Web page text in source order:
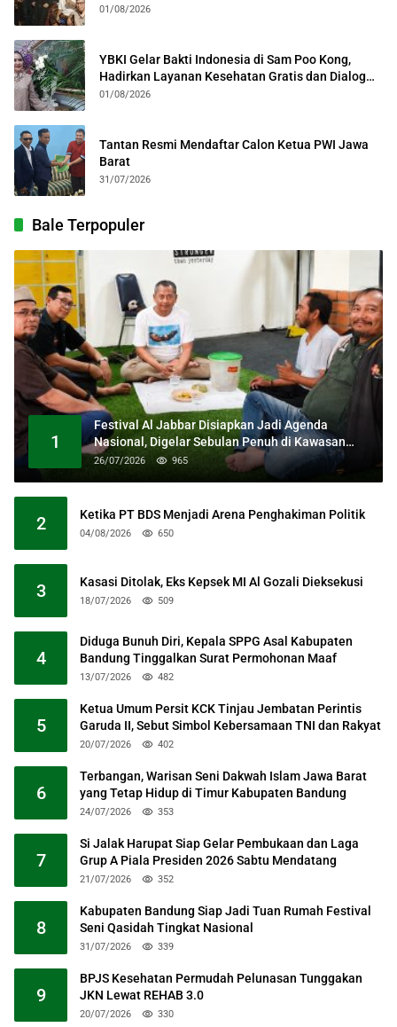
Kolosal
01/08/2026
YBKI Gelar Bakti Indonesia di Sam Poo Kong,
Hadirkan Layanan Kesehatan Gratis dan Dialog
Kebangsaan
01/08/2026
Tantan Resmi Mendaftar Calon Ketua PWI Jawa
Barat
31/07/2026
Bale Terpopuler
1
Festival Al Jabbar Disiapkan Jadi Agenda
Nasional, Digelar Sebulan Penuh di Kawasan
Masjid Raya Al Jabbar
26/07/2026 965
2 Ketika PT BDS Menjadi Arena Penghakiman Politik
04/08/2026 650
3 Kasasi Ditolak, Eks Kepsek MI Al Gozali Dieksekusi
18/07/2026 509
4
Diduga Bunuh Diri, Kepala SPPG Asal Kabupaten
Bandung Tinggalkan Surat Permohonan Maaf
13/07/2026 482
5
Ketua Umum Persit KCK Tinjau Jembatan Perintis
Garuda II, Sebut Simbol Kebersamaan TNI dan Rakyat
20/07/2026 402
6
Terbangan, Warisan Seni Dakwah Islam Jawa Barat
yang Tetap Hidup di Timur Kabupaten Bandung
24/07/2026 353
7
Si Jalak Harupat Siap Gelar Pembukaan dan Laga
Grup A Piala Presiden 2026 Sabtu Mendatang
21/07/2026 352
8
Kabupaten Bandung Siap Jadi Tuan Rumah Festival
Seni Qasidah Tingkat Nasional
31/07/2026 339
9
BPJS Kesehatan Permudah Pelunasan Tunggakan
JKN Lewat REHAB 3.0
20/07/2026 330